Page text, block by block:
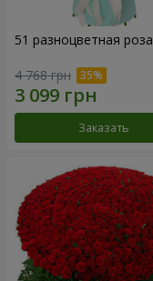
51 разноцветная роза
4 768 грн
Заказать